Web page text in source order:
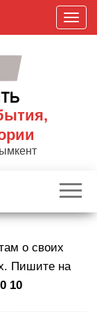
П
о
к
р
о своих
Пишите на
10